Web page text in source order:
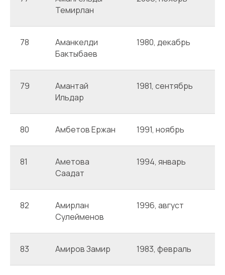
Темирлан
78
Аманкелди
Бактыбаев
1980, декабрь
79
Амантай
Ильдар
1981, сентябрь
80 Амбетов Ержан 1991, ноябрь
81
Аметова
Саадат
1994, январь
82
Амирлан
Сулейменов
1996, август
83 Амиров Замир 1983, февраль